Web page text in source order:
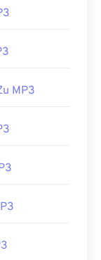
aber
MP3